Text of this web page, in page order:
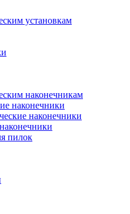
установкам
наконечникам
наконечники
наконечники
пилок